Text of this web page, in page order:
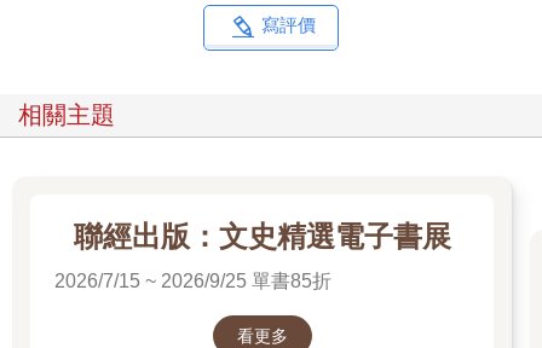
祖墳的同時，也能獲取所需的金錢。
這種政策變化雖然正式承認了鄉村社會中行之有年的做法，卻也
而有所不同，巴縣的墳禁為直徑十八步，在福建省順昌縣為二十
地步），尚在陽間的後代要如何保護業已入土的先人呢？這樣的
墳塚旁邊，能開挖灌溉溝渠嗎？買賣包含墳樹嗎？如果包含的
話，可以砍掉嗎？
社會現實中，對地位、財富和風水的焦慮日益增長，修法本身甚
寫評價
相關主題
聯經出版：文史精選電子書展
2026/7/15 ~ 2026/9/25 單書85折
看更多